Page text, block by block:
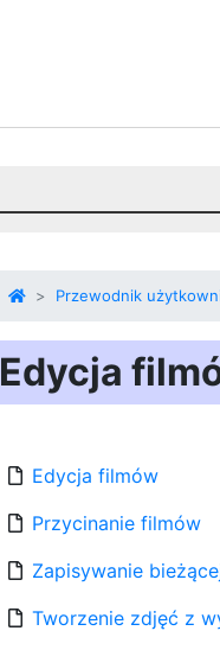
Przewodnik
Edycja
Edycja filmów
Przycinanie filmów
Zapisywanie
Tworzenie zdjęć z